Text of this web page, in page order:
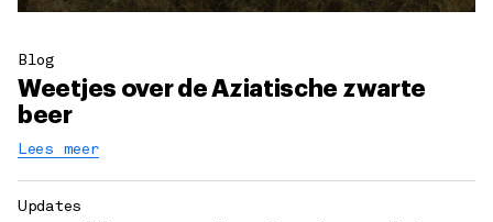
Blog
Weetjes over de Aziatische zwarte
beer
Lees meer
Updates